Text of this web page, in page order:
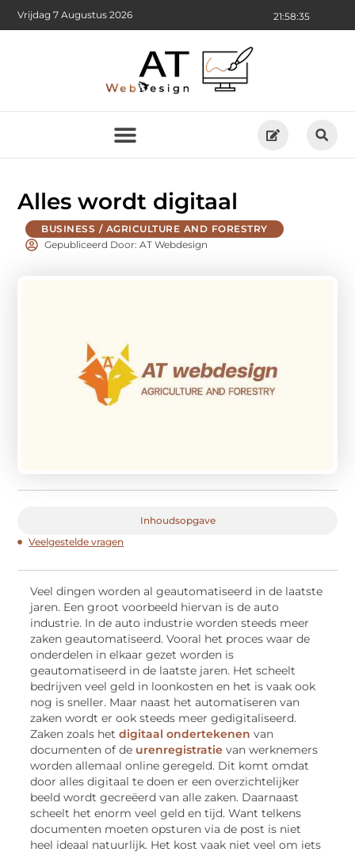
21:58:36
Vrijdag 7 Augustus 2026
Alles wordt digitaal
BUSINESS / AGRICULTURE AND FORESTRY
Gepubliceerd Door: AT Webdesign
Inhoudsopgave
Veelgestelde vragen
Veel dingen worden al geautomatiseerd in de laatste
jaren. Een groot voorbeeld hiervan is de auto
industrie. In de auto industrie worden steeds meer
zaken geautomatiseerd. Vooral het proces waar de
onderdelen in elkaar gezet worden is
geautomatiseerd in de laatste jaren. Het scheelt
bedrijven veel geld in loonkosten en het is vaak ook
nog is sneller. Maar naast het automatiseren van
zaken wordt er ook steeds meer gedigitaliseerd.
Zaken zoals hetdigitaal ondertekenen van
documenten of de urenregistratie van werknemers
worden allemaal online geregeld. Dit komt omdat
door alles digitaal te doen er een overzichtelijker
beeld wordt gecreëerd van alle zaken. Daarnaast
scheelt het enorm veel geld en tijd. Want telkens
documenten moeten opsturen via de post is niet
heel ideaal natuurlijk. Het kost vaak niet veel om iets